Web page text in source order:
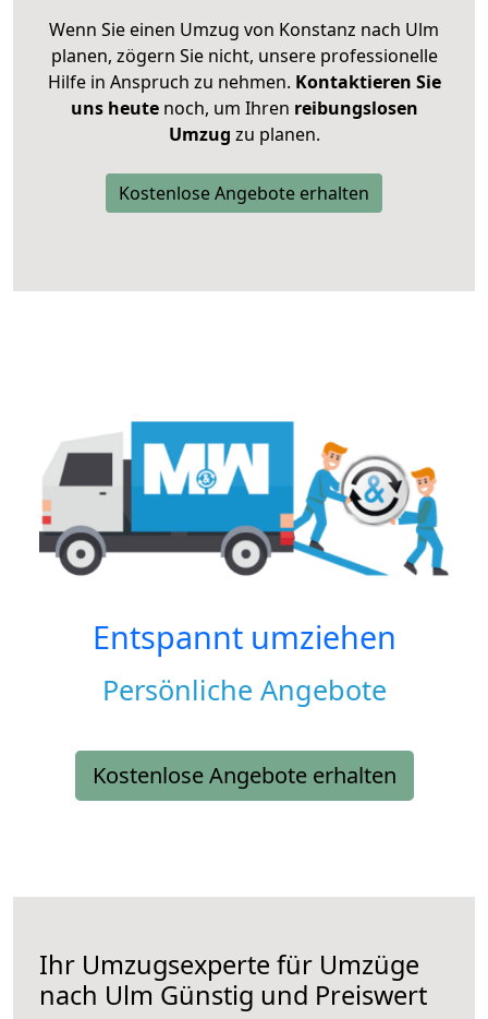
Wenn Sie einen Umzug von Konstanz nach Ulm
planen, zögern Sie nicht, unsere professionelle
Hilfe in Anspruch zu nehmen. Kontaktieren Sie
uns heutenoch, um Ihren reibungslosen
Umzug zu planen.
Kostenlose Angebote erhalten
Entspannt umziehen
Persönliche Angebote
Kostenlose Angebote erhalten
Ihr Umzugsexperte für Umzüge
nach Ulm Günstig und Preiswert